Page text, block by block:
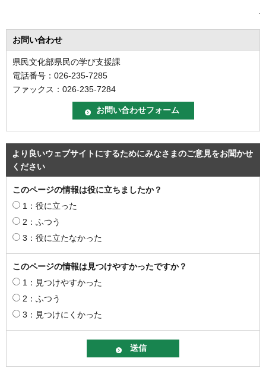
.
お問い合わせ
県民文化部県民の学び支援課
電話番号：026-235-7285
ファックス：026-235-7284
より良いウェブサイトにするためにみなさまのご意見をお聞かせ
ください
このページの情報は役に立ちましたか？
1：役に立った
2：ふつう
3：役に立たなかった
このページの情報は見つけやすかったですか？
1：見つけやすかった
2：ふつう
3：見つけにくかった